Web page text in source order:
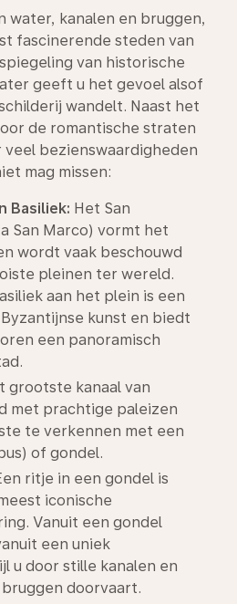
water, kanalen en bruggen,
fascinerende steden van
van historische
geeft u het gevoel alsof
wandelt. Naast het
de romantische straten
bezienswaardigheden
mag missen:
Basiliek: Het San
San Marco) vormt het
wordt vaak beschouwd
pleinen ter wereld.
aan het plein is een
kunst en biedt
een panoramisch
grootste kanaal van
met prachtige paleizen
te verkennen met een
of gondel.
ritje in een gondel is
iconische
Vanuit een gondel
een uniek
u door stille kanalen en
doorvaart.